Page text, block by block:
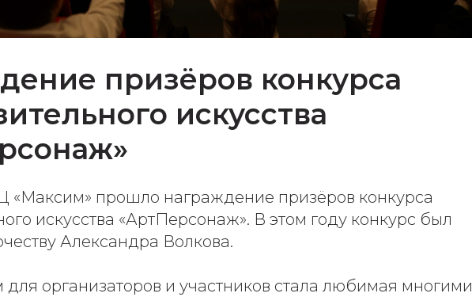
призёров конкурса
искусства
«Максим» прошло награждение призёров конкурса
искусства «АртПерсонаж». В этом году конкурс был
Александра Волкова.
организаторов и участников стала любимая многими